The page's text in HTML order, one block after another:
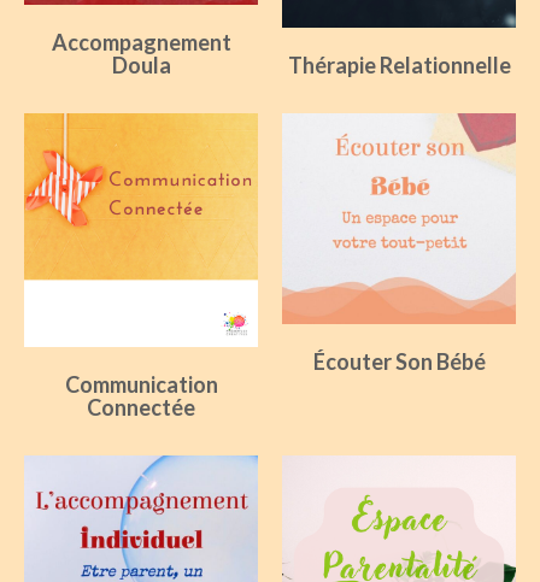
Accompagnement
Doula
Thérapie Relationnelle
Communication
Connectée
Écouter Son Bébé